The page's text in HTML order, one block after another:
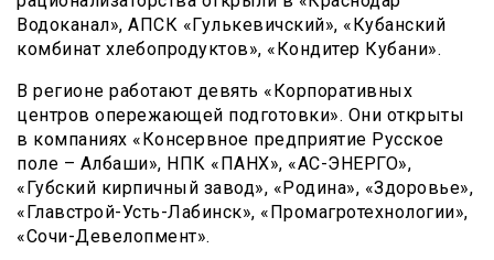
Водоканал», АПСК «Гулькевичский», «Кубанский
комбинат хлебопродуктов», «Кондитер Кубани».
В регионе работают девять «Корпоративных
центров опережающей подготовки». Они открыты
в компаниях «Консервное предприятие Русское
поле – Албаши», НПК «ПАНХ», «АС-ЭНЕРГО»,
«Губский кирпичный завод», «Родина», «Здоровье»,
«Главстрой-Усть-Лабинск», «Промагротехнологии»,
«Сочи-Девелопмент».